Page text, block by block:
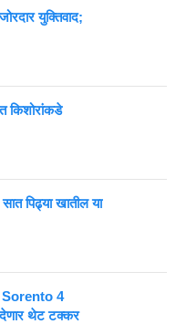
युक्तिवाद;
किशोरांकडे
पिढ्या खातील या
Sorento 4
थेट टक्कर